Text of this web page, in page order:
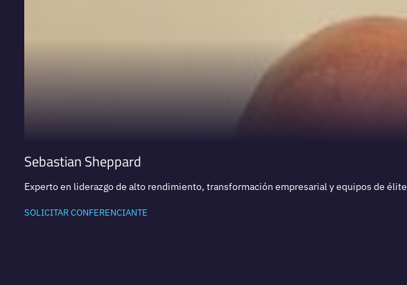
Sebastian Sheppard
Experto en liderazgo de alto rendimiento, transformación empresarial y equipos de élite
SOLICITAR CONFERENCIANTE